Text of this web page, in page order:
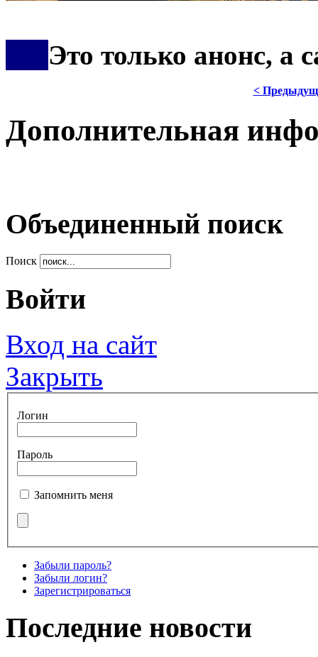
Это только анонс, а
<
Дополнительная
Объединенный поиск
Поиск
Войти
Вход на сайт
Закрыть
Логин
Пароль
Запомнить меня
Забыли пароль?
Забыли логин?
Зарегистрироваться
Последние новости